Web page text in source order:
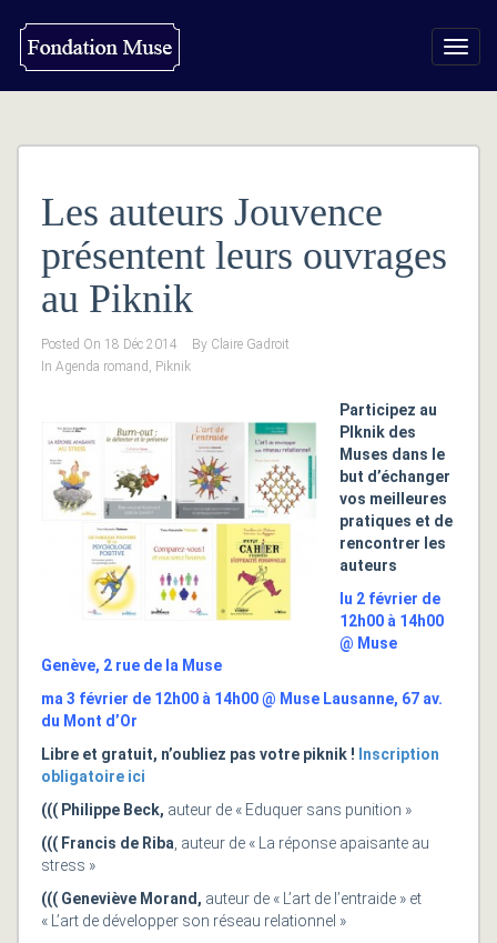
Les auteurs Jouvence
présentent leurs ouvrages
au Piknik
Posted On 18 Déc 2014 By Claire Gadroit
In Agenda romand , Piknik
Participez au
PIknik des
Muses dans le
but d’échanger
vos meilleures
pratiques et de
rencontrer les
auteurs
lu 2 février de
12h00 à 14h00
@ Muse
Genève, 2 rue de la Muse
ma 3 février de 12h00 à 14h00 @ Muse Lausanne, 67 av.
du Mont d’Or
Libre et gratuit, n’oubliez pas votre piknik ! Inscription
obligatoire ici
((( Philippe Beck, auteur de « Eduquer sans punition »
((( Francis de Riba , auteur de « La réponse apaisante au
stress »
((( Geneviève Morand, auteur de « L’art de l’entraide » et
« L’art de développer son réseau relationnel »